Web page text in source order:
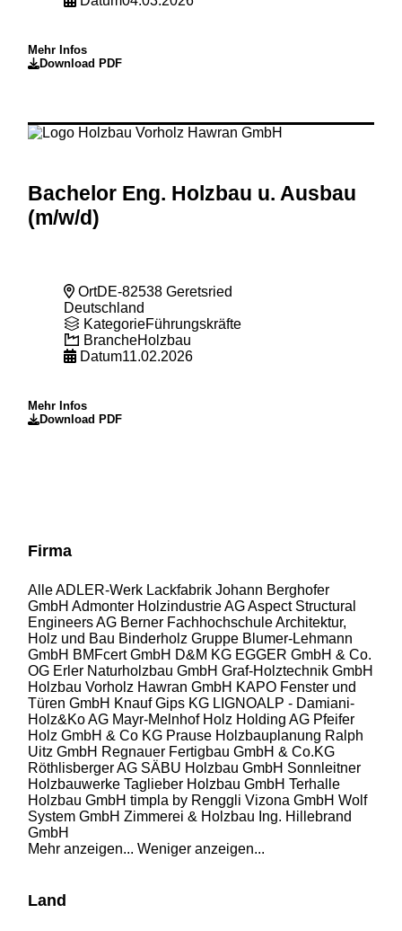
Mehr Infos
Download PDF
Bachelor Eng. Holzbau u. Ausbau
(m/w/d)
OrtDE-82538 Geretsried
Deutschland
KategorieFührungskräfte
BrancheHolzbau
Datum11.02.2026
Mehr Infos
Download PDF
Firma
AlleADLER-Werk Lackfabrik Johann Berghofer
GmbH Admonter Holzindustrie AGAspect Structural
Engineers AG Berner Fachhochschule Architektur,
Holz und Bau Binderholz Gruppe Blumer-Lehmann
GmbH BMFcert GmbH D&M KG EGGER GmbH & Co.
OG Erler Naturholzbau GmbH Graf-Holztechnik GmbH
Holzbau Vorholz Hawran GmbH KAPO Fenster und
Türen GmbH Knauf Gips KG LIGNOALP - Damiani-
Holz&Ko AG Mayr-Melnhof Holz Holding AG Pfeifer
Holz GmbH & Co KG Prause Holzbauplanung Ralph
Uitz GmbH Regnauer Fertigbau GmbH & Co.KG
Röthlisberger AG SÄBU Holzbau GmbH Sonnleitner
Holzbauwerke Taglieber Holzbau GmbH Terhalle
Holzbau GmbH timpla by Renggli Vizona GmbH Wolf
System GmbH Zimmerei & Holzbau Ing. Hillebrand
GmbH
Mehr anzeigen... Weniger anzeigen...
Land